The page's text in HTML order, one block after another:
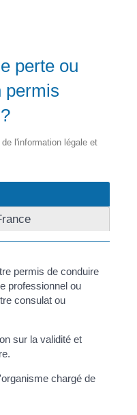
perte ou
permis
l'information légale et
permis de conduire
professionnel ou
consulat ou
sur la validité et
chargé de